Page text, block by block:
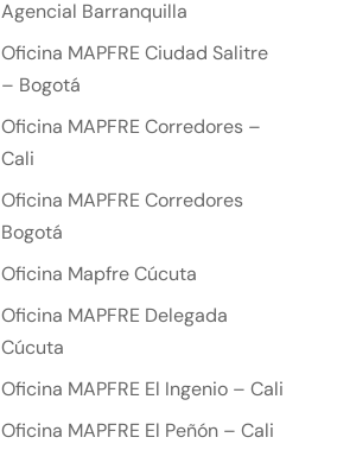
Agencial Barranquilla
Oficina MAPFRE Ciudad Salitre
– Bogotá
Oficina MAPFRE Corredores –
Cali
Oficina MAPFRE Corredores
Bogotá
Oficina Mapfre Cúcuta
Oficina MAPFRE Delegada
Cúcuta
Oficina MAPFRE El Ingenio – Cali
Oficina MAPFRE El Peñón – Cali